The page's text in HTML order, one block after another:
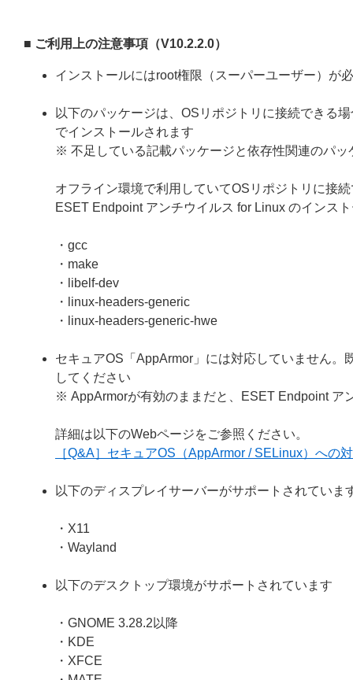
■ ご利用上の注意事項（V10.2.2.0）
インストールにはroot権限（スーパーユーザー）が
以下のパッケージは、OSリポジトリに接続できる
でインストールされます
※ 不足している記載パッケージと依存性関連のパ
オフライン環境で利用していてOSリポジトリに接
ESET Endpoint アンチウイルス for Linux のインス
・gcc
・make
・libelf-dev
・linux-headers-generic
・linux-headers-generic-hwe
セキュアOS「AppArmor」には対応していません
してください
※ AppArmorが有効のままだと、ESET Endpoint ア
詳細は以下のWebページをご参照ください。
［Q&A］セキュアOS（AppArmor / SELinux）への
以下のディスプレイサーバーがサポートされていま
・X11
・Wayland
以下のデスクトップ環境がサポートされています
・GNOME 3.28.2以降
・KDE
・XFCE